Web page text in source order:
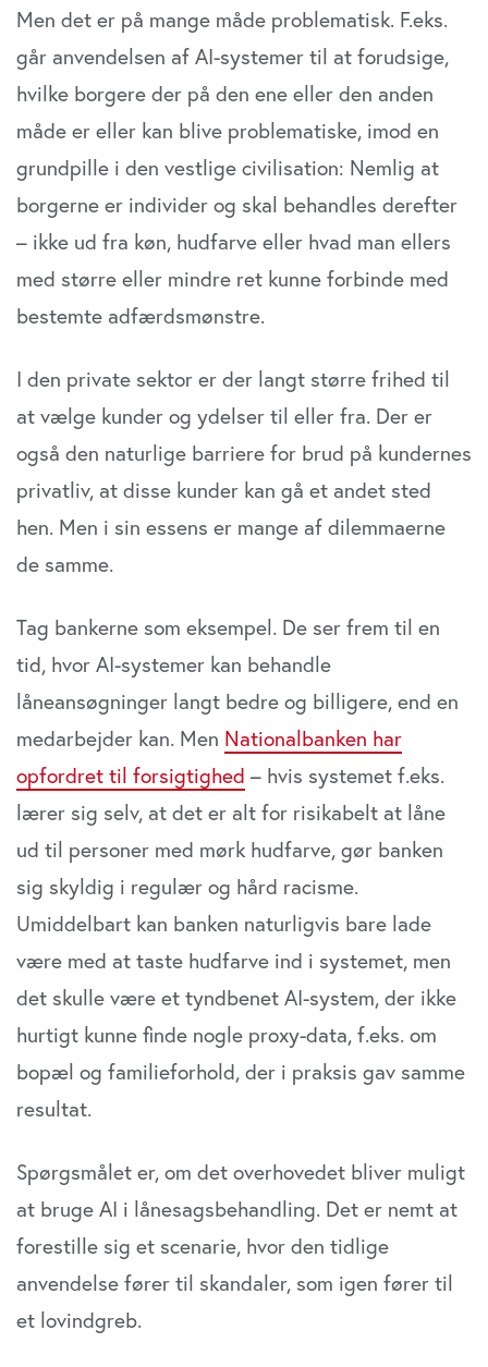
Men det er på mange måde problematisk. F.eks.
går anvendelsen af AI-systemer til at forudsige,
hvilke borgere der på den ene eller den anden
måde er eller kan blive problematiske, imod en
grundpille i den vestlige civilisation: Nemlig at
borgerne er individer og skal behandles derefter
– ikke ud fra køn, hudfarve eller hvad man ellers
med større eller mindre ret kunne forbinde med
bestemte adfærdsmønstre.
I den private sektor er der langt større frihed til
at vælge kunder og ydelser til eller fra. Der er
også den naturlige barriere for brud på kundernes
privatliv, at disse kunder kan gå et andet sted
hen. Men i sin essens er mange af dilemmaerne
de samme.
Tag bankerne som eksempel. De ser frem til en
tid, hvor AI-systemer kan behandle
låneansøgninger langt bedre og billigere, end en
medarbejder kan. Men Nationalbanken har
opfordret til forsigtighed – hvis systemet f.eks.
lærer sig selv, at det er alt for risikabelt at låne
ud til personer med mørk hudfarve, gør banken
sig skyldig i regulær og hård racisme.
Umiddelbart kan banken naturligvis bare lade
være med at taste hudfarve ind i systemet, men
det skulle være et tyndbenet AI-system, der ikke
hurtigt kunne finde nogle proxy-data, f.eks. om
bopæl og familieforhold, der i praksis gav samme
resultat.
Spørgsmålet er, om det overhovedet bliver muligt
at bruge AI i lånesagsbehandling. Det er nemt at
forestille sig et scenarie, hvor den tidlige
anvendelse fører til skandaler, som igen fører til
et lovindgreb.